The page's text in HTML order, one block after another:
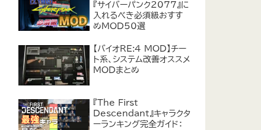
『サイバーパンク2077』に
入れるべき必須級おすす
めMOD50選
【バイオRE:4 MOD】チー
ト系、システム改善オススメ
MODまとめ
『The First
Descendant』キャラクタ
ーランキング完全ガイド：